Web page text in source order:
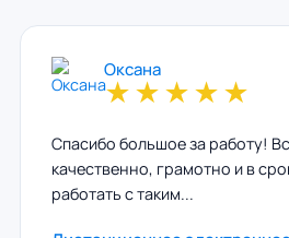
Оксана
★★★★★
Спасибо большое за работу!
качественно, грамотно и в
работать с таким...